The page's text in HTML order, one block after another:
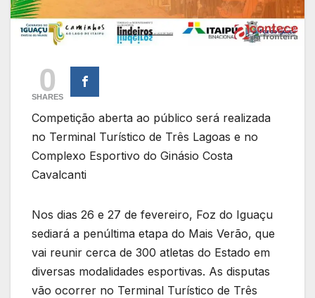
0
SHARES
Competição aberta ao público será realizada
no Terminal Turístico de Três Lagoas e no
Complexo Esportivo do Ginásio Costa
Cavalcanti
Nos dias 26 e 27 de fevereiro, Foz do Iguaçu
sediará a penúltima etapa do Mais Verão, que
vai reunir cerca de 300 atletas do Estado em
diversas modalidades esportivas. As disputas
vão ocorrer no Terminal Turístico de Três